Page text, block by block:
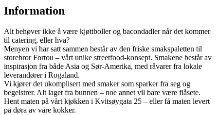
Information
Alt behøver ikke å være kjøttboller og bacondadler når det kommer
til catering, eller hva?
Menyen vi har satt sammen består av den friske smakspaletten til
storebror Fortou – vårt unike streetfood-konsept. Smakene består av
inspirasjon fra både Asia og Sør-Amerika, med råvarer fra lokale
leverandører i Rogaland.
Vi kjører det ukomplisert med smaker som sparker fra seg og
begeistrer. Alt laget fra bunnen – noe annet vil bare være flåsete.
Hent maten på vårt kjøkken i Kvitsøygata 25 – eller få maten levert
på døra av våre kokker.